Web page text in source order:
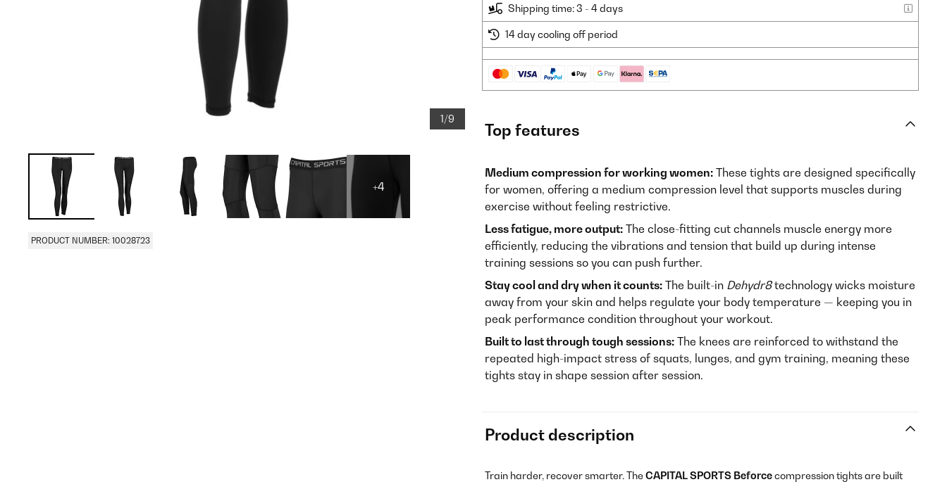
1/9
+4
PRODUCT NUMBER: 10028723
Shipping time: 3 - 4 days
14 day cooling off period
Top features
Medium compression for working women: These tights are designed specifically
for women, offering a medium compression level that supports muscles during
exercise without feeling restrictive.
Less fatigue, more output: The close-fitting cut channels muscle energy more
efficiently, reducing the vibrations and tension that build up during intense
training sessions so you can push further.
Stay cool and dry when it counts: The built-in Dehydr8technology wicks moisture
away from your skin and helps regulate your body temperature — keeping you in
peak performance condition throughout your workout.
Built to last through tough sessions: The knees are reinforced to withstand the
repeated high-impact stress of squats, lunges, and gym training, meaning these
tights stay in shape session after session.
Product description
Train harder, recover smarter. TheCAPITAL SPORTS Beforcecompression tights are built